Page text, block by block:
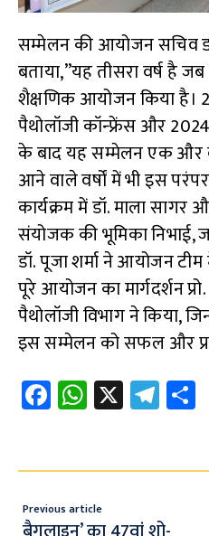
सम्मेलन की आयोजन सचिव
बताया,”यह तीसरा वर्ष है
शैक्षणिक आयोजन किया है।
पैथोलॉजी कॉन्फ्रेंस और
के बाद यह सम्मेलन एक और
आने वाले वर्षों में भी इस
कार्यक्रम में डॉ. माला
संयोजक की भूमिका निभाई,
डॉ. पूजा शर्मा ने आयोजन टीम
पूरे आयोजन का मार्गदर्शन
पैथोलॉजी विभाग ने किया,
इस सम्मेलन को सफल और
Fa
ce
o
o
W
h
s
A
X Te
le
a
m
Previous article